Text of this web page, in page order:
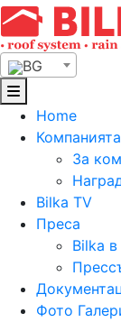
Skip
to
content
BG
Home
Компанията
За
Bilka TV
Преса
Bilka в
Фото